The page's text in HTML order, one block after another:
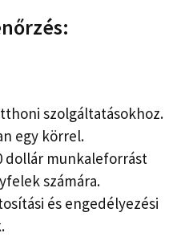
szolgáltatásokhoz.
egy körrel.
dollár munkaleforrást
számára.
és engedélyezési